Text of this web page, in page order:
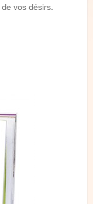
vos désirs.